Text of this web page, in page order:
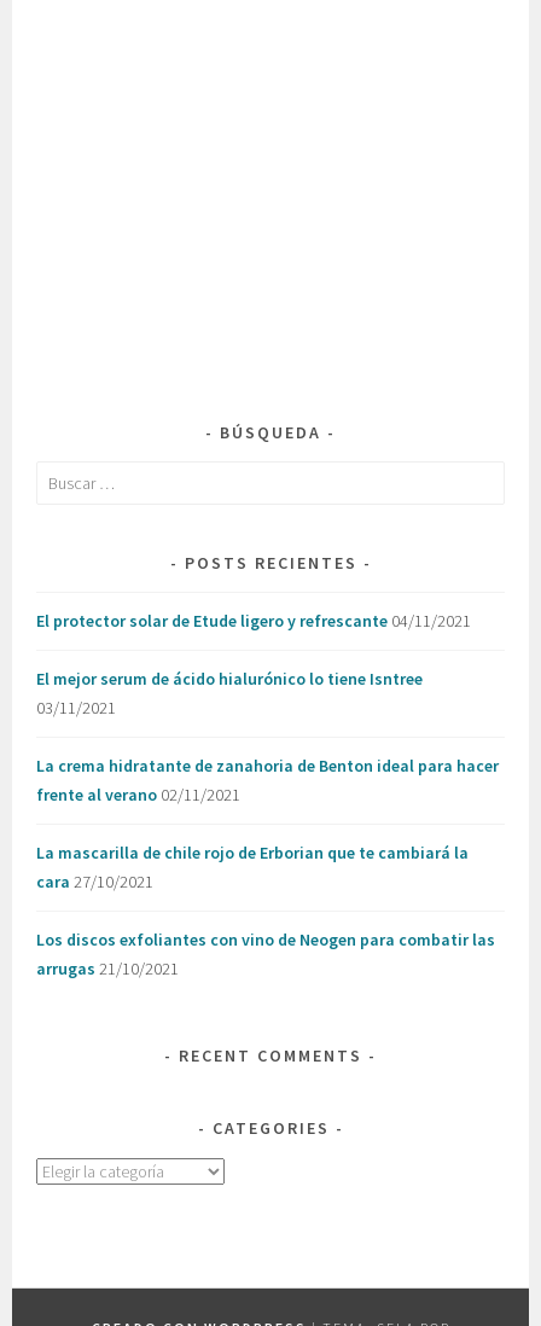
BÚSQUEDA
Buscar:
POSTS RECIENTES
El protector solar de Etude ligero y refrescante 04/11/2021
El mejor serum de ácido hialurónico lo tiene Isntree
03/11/2021
La crema hidratante de zanahoria de Benton ideal para hacer
frente al verano 02/11/2021
La mascarilla de chile rojo de Erborian que te cambiará la
cara 27/10/2021
Los discos exfoliantes con vino de Neogen para combatir las
arrugas 21/10/2021
RECENT COMMENTS
CATEGORIES
Categories